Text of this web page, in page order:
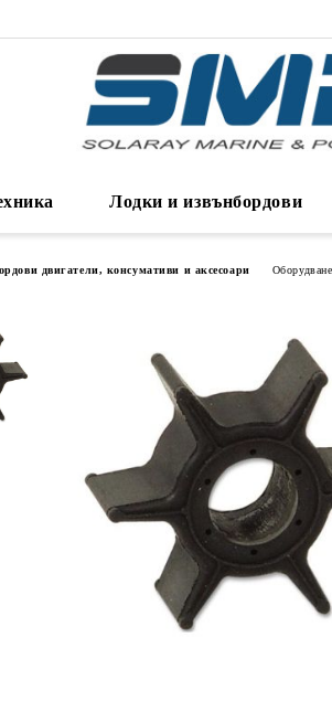
Лодки и извънбордови
двигатели, консумативи и аксесоари